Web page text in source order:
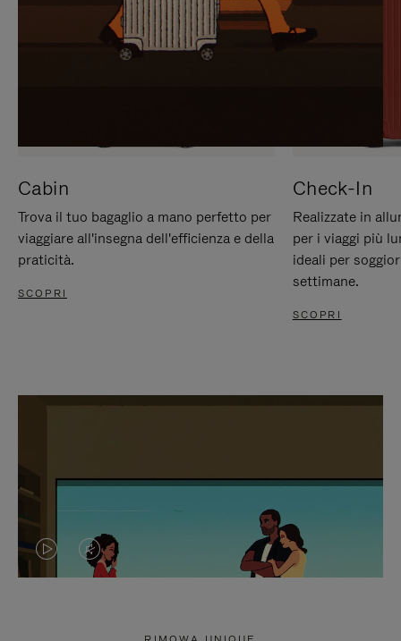
Cabin
Trova il tuo bagaglio a mano perfetto per
viaggiare all'insegna dell'efficienza e della
praticità.
SCOPRI
Check-In
Realizzate in
per i viaggi più
ideali per
settimane.
SCOPRI
IL
IL